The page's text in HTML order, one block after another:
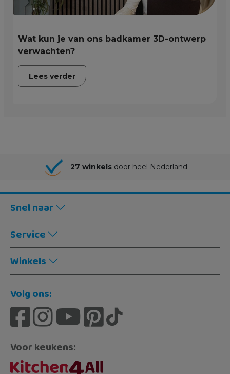
Wat kun je van ons badkamer 3D-ontwerp
verwachten?
Lees verder
27 winkels door heel Nederland
Snel naar
Service
Winkels
Volg ons:
Voor keukens: